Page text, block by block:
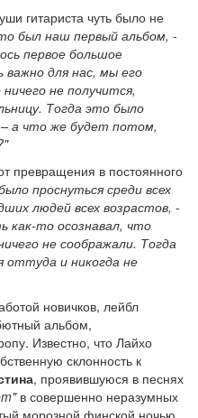
гитариста чуть было не
был наш первый альбом, -
первое большое
важно для нас, мы его
не получится,
Тогда это было
а что же будет потом,
превращения в постоянного
проснуться среди всех
людей всех возрастов, -
как-то осознавал, что
не соображали. Тогда
оттуда и никогда не
новичков, лейбл
альбом,
Известно, что Лайхо
склонность к
, проявившуюся в песнях
в совершенно неразумных
морозной финской ночью